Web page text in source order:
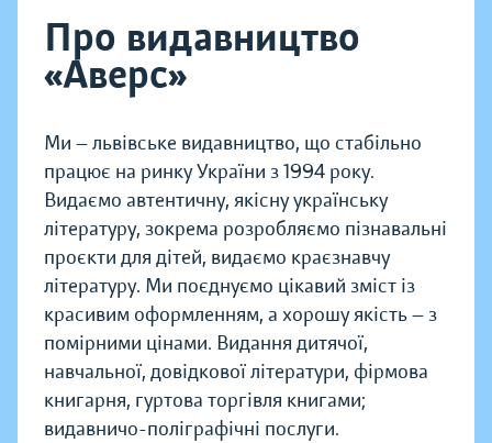
Про видавництво
«Аверс»
Ми — львівське видавництво, що стабільно
працює на ринку України з 1994 року.
Видаємо автентичну, якісну українську
літературу, зокрема розробляємо пізнавальні
проєкти для дітей, видаємо краєзнавчу
літературу. Ми поєднуємо цікавий зміст із
красивим оформленням, а хорошу якість — з
помірними цінами. Видання дитячої,
навчальної, довідкової літератури, фірмова
книгарня, гуртова торгівля книгами;
видавничо-поліграфічні послуги.